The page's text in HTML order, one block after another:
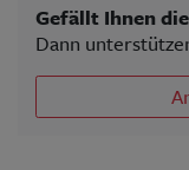
Gefällt Ihnen
Dann